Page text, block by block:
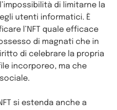
di limitarne la
utenti informatici. È
l’NFT quale efficace
di magnati che in
di celebrare la propria
incorporeo, ma che
si estenda anche a